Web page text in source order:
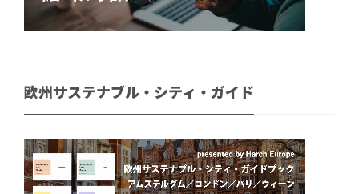
欧州サステナブル・シティ・ガイド